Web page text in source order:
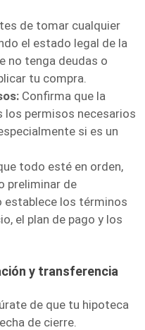
de tomar cualquier
el estado legal de la
no tenga deudas o
tu compra.
Confirma que la
los permisos necesarios
si es un
todo esté en orden,
preliminar de
establece los términos
el plan de pago y los
y transferencia
de que tu hipoteca
de cierre.